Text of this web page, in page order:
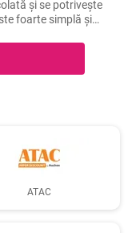
și se potrivește
foarte simplă și
ATAC